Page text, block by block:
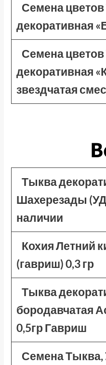
Семена
декоративная
Семена
декоративная
звездчатая
Тыква
Шахерезады
наличии
Кохия Летний
(гавриш) 0,3 гр
Тыква
бородавчатая
0,5гр Гавриш
Семена Тыква,